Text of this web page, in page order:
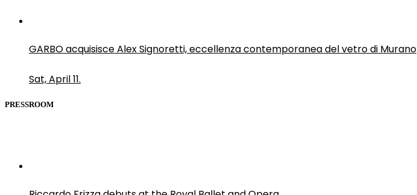
GARBO acquisisce Alex Signoretti, eccellenza contemporanea del vetro di Murano
Sat, April 11.
PRESSROOM